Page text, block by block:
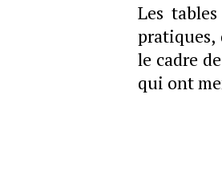
Les
le cadre
qui ont